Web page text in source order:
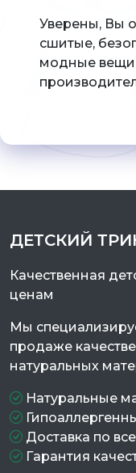
Уверены, Вы
сшитые,
модные вещи
ДЕТСКИЙ
Качественная
ценам
Мы
продаже
натуральных
Натуральные
Доставка по
Гарантия